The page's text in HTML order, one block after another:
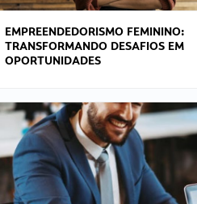
EMPREENDEDORISMO FEMININO:
TRANSFORMANDO DESAFIOS EM
OPORTUNIDADES